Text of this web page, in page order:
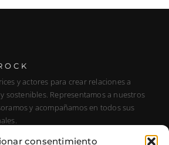
consentimiento
y actores para crear relaciones a
sostenibles. Representamos a nuestros
y acompañamos en todos sus